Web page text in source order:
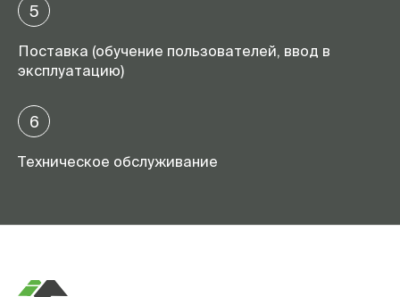
5
Поставка (обучение пользователей, ввод в
эксплуатацию)
6
Техническое обслуживание